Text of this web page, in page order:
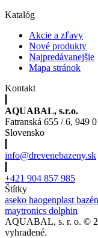
Katalóg
Akcie a zľavy
Nové produkty
Najpredávanejšie
Mapa stránok
Kontakt
AQUABAL, s.r.o.
Fatranská 655 / 6, 949
Slovensko
info@drevenebazeny.sk
+421 904 857 985
Štítky
aseko haogenplast
maytronics dolphin
AQUABAL, s. r. o. ©
vyhradené.